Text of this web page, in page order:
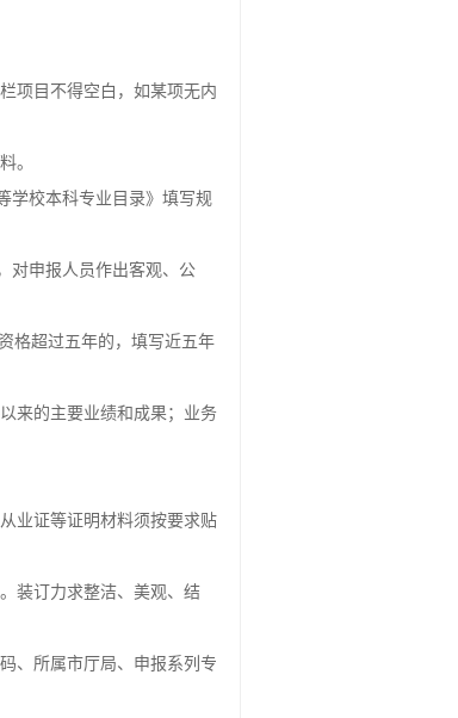
项目不得空白，如某项无内
。
学校本科专业目录》填写规
对申报人员作出客观、公
格超过五年的，填写近五年
来的主要业绩和成果；业务
业证等证明材料须按要求贴
装订力求整洁、美观、结
、所属市厅局、申报系列专